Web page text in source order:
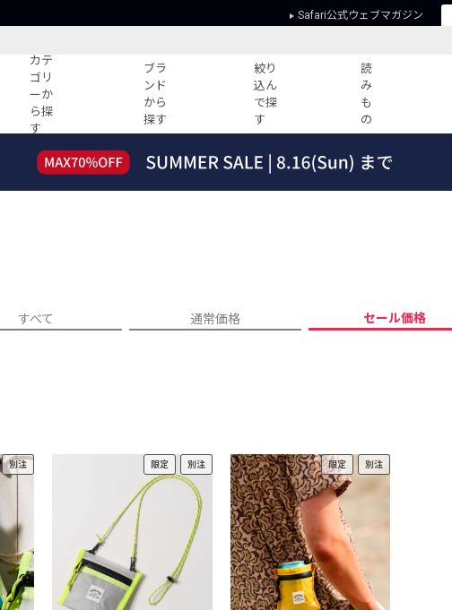
Safari公式ウェブマガジン
カテ
ゴリ
ーか
ら探
す
ブラ
ンド
から
探す
絞り
込ん
で探
す
読
み
も
の
すべての記事
人気記事ランキング
フォーカスブランド
セールおすすめアイテム
人気アイテム TOP 15
プライバシーポリシー
すべて 通常価格 セール価格
別注 限定 別注 限定 別注